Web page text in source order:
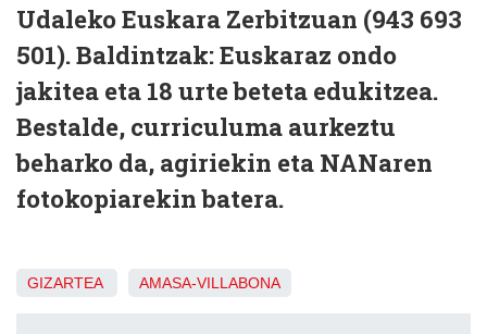
Udaleko Euskara Zerbitzuan (943 693
501). Baldintzak: Euskaraz ondo
jakitea eta 18 urte beteta edukitzea.
Bestalde, curriculuma aurkeztu
beharko da, agiriekin eta NANaren
fotokopiarekin batera.
GIZARTEA AMASA-VILLABONA